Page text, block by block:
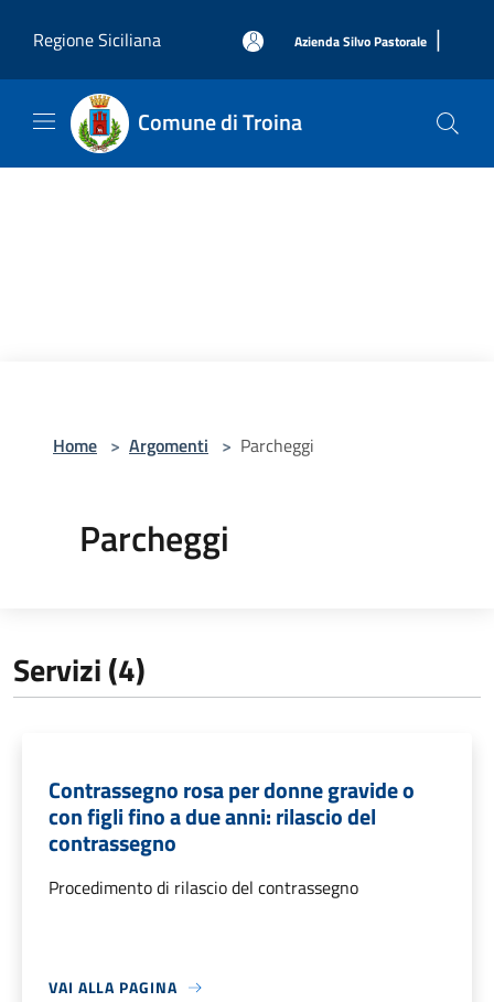
Regione Siciliana
Azienda Silvo Pastorale |
Comune di Troina
Home > Argomenti > Parcheggi
Parcheggi
Servizi (4)
Contrassegno rosa per donne gravide o
con figli fino a due anni: rilascio del
contrassegno
Procedimento di rilascio del contrassegno
VAI ALLA PAGINA